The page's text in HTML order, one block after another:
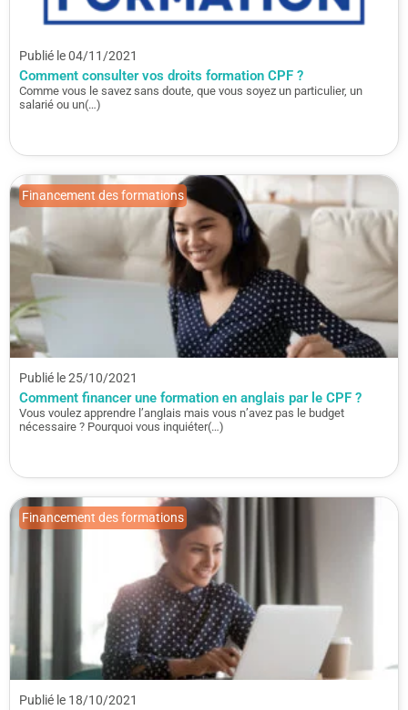
Publié le 04/11/2021
Comment consulter vos droits formation CPF ?
Comme vous le savez sans doute, que vous soyez un particulier, un
salarié ou un(…)
Publié le 25/10/2021
Comment financer une formation en anglais par le CPF ?
Vous voulez apprendre l’anglais mais vous n’avez pas le budget
nécessaire ? Pourquoi vous inquiéter(…)
Financement des formations
Publié le 18/10/2021
Financement des formations